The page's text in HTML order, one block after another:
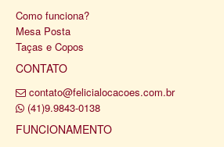
Como funciona?
Mesa Posta
Taças e Copos
CONTATO
contato@felicialocacoes.com.br
(41)9.9843-0138
FUNCIONAMENTO